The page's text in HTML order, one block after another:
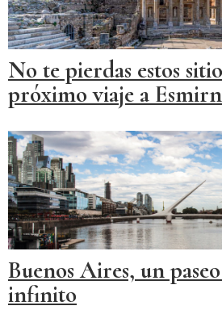
No te pierdas estos
próximo viaje a
Buenos Aires, un
infinito